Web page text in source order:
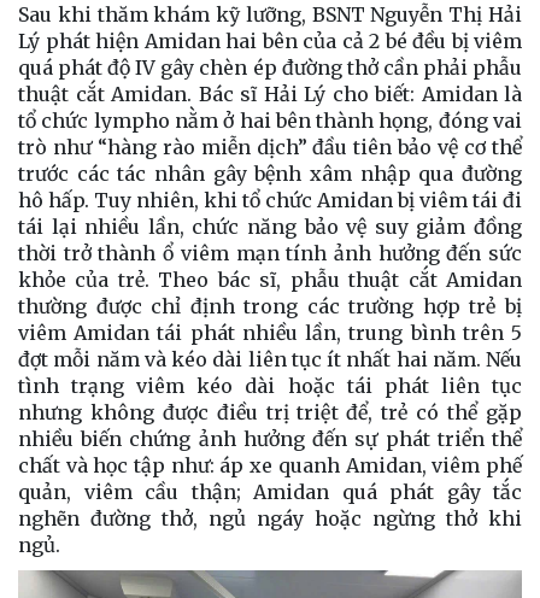
Sau khi thăm khám kỹ lưỡng, BSNT Nguyễn Thị Hải
Lý phát hiện Amidan hai bên của cả 2 bé đều bị viêm
quá phát độ IV gây chèn ép đường thở cần phải phẫu
thuật cắt Amidan. Bác sĩ Hải Lý cho biết: Amidan là
tổ chức lympho nằm ở hai bên thành họng, đóng vai
trò như “hàng rào miễn dịch” đầu tiên bảo vệ cơ thể
trước các tác nhân gây bệnh xâm nhập qua đường
hô hấp. Tuy nhiên, khi tổ chức Amidan bị viêm tái đi
tái lại nhiều lần, chức năng bảo vệ suy giảm đồng
thời trở thành ổ viêm mạn tính ảnh hưởng đến sức
khỏe của trẻ. Theo bác sĩ, phẫu thuật cắt Amidan
thường được chỉ định trong các trường hợp trẻ bị
viêm Amidan tái phát nhiều lần, trung bình trên 5
đợt mỗi năm và kéo dài liên tục ít nhất hai năm. Nếu
tình trạng viêm kéo dài hoặc tái phát liên tục
nhưng không được điều trị triệt để, trẻ có thể gặp
nhiều biến chứng ảnh hưởng đến sự phát triển thể
chất và học tập như: áp xe quanh Amidan, viêm phế
quản, viêm cầu thận; Amidan quá phát gây tắc
nghẽn đường thở, ngủ ngáy hoặc ngừng thở khi
ngủ.